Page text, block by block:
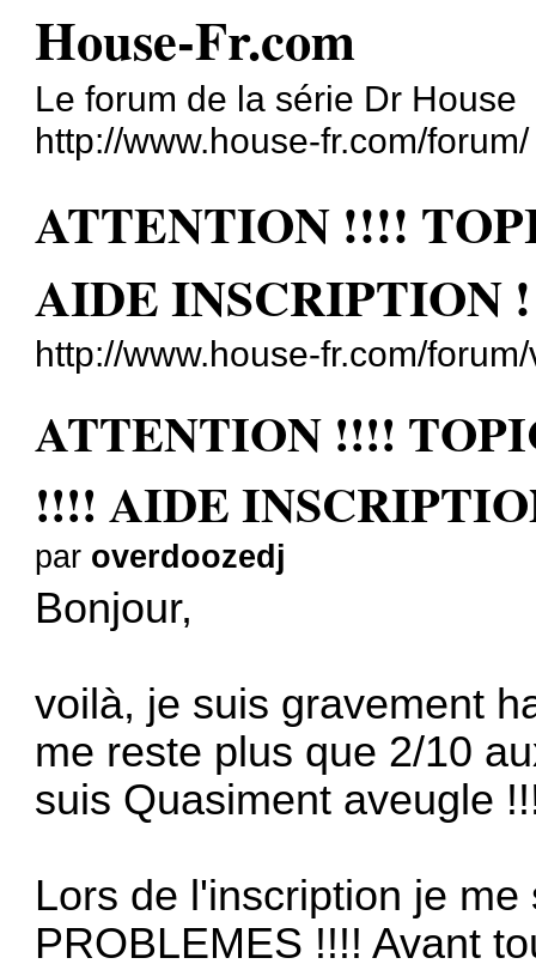
House-Fr.com
Le forum de la série Dr House
http://www.house-fr.com/forum/
ATTENTION !!!!
AIDE INSCRIPTION !
http://www.house-fr.com/
ATTENTION !!!!
!!!! AIDE
par overdoozedj
Bonjour,
voilà, je suis gravement
me reste plus que 2/10
suis Quasiment aveugle
Lors de l'inscription je
PROBLEMES !!!! Avant